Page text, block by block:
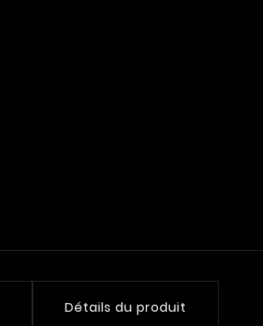
Détails du produit